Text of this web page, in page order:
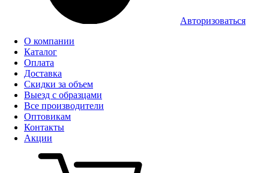
Авторизоваться
О компании
Каталог
Оплата
Доставка
Скидки за объем
Выезд с образцами
Все производители
Оптовикам
Контакты
Акции